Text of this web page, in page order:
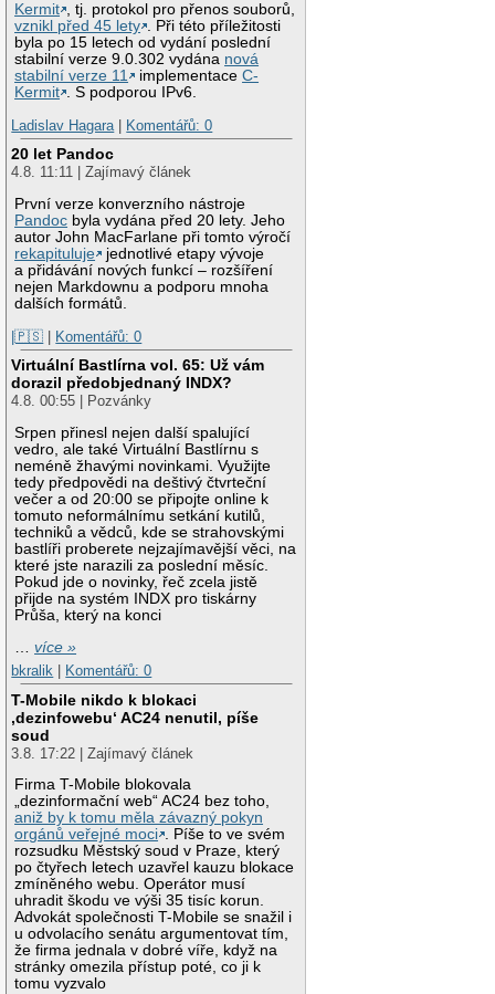
Kermit , tj. protokol pro přenos souborů,
vznikl před 45 lety . Při této příležitosti
byla po 15 letech od vydání poslední
stabilní verze 9.0.302 vydána nová
stabilní verze 11
implementaceC-
Kermit . S podporou IPv6.
Ladislav Hagara | Komentářů: 0
20 let Pandoc
4.8. 11:11 | Zajímavý článek
První verze konverzního nástroje
Pandoc byla vydána před 20 lety. Jeho
autor John MacFarlane při tomto výročí
rekapituluje
jednotlivé etapy vývoje
a přidávání nových funkcí – rozšíření
nejen Markdownu a podporu mnoha
dalších formátů.
|🇵🇸 | Komentářů: 0
Virtuální Bastlírna vol. 65: Už vám
dorazil předobjednaný INDX?
4.8. 00:55 | Pozvánky
Srpen přinesl nejen další spalující
vedro, ale také Virtuální Bastlírnu s
neméně žhavými novinkami. Využijte
tedy předpovědi na deštivý čtvrteční
večer a od 20:00 se připojte online k
tomuto neformálnímu setkání kutilů,
techniků a vědců, kde se strahovskými
bastlíři proberete nejzajímavější věci, na
které jste narazili za poslední měsíc.
Pokud jde o novinky, řeč zcela jistě
přijde na systém INDX pro tiskárny
Průša, který na konci
…více »
bkralik
Komentářů: 0
T-Mobile nikdo k blokaci
‚dezinfowebu‘ AC24 nenutil, píše
soud
3.8. 17:22 | Zajímavý článek
Firma T-Mobile blokovala
„dezinformační web“ AC24 bez toho,
aniž by k tomu měla závazný pokyn
orgánů veřejné moci . Píše to ve svém
rozsudku Městský soud v Praze, který
po čtyřech letech uzavřel kauzu blokace
zmíněného webu. Operátor musí
uhradit škodu ve výši 35 tisíc korun.
Advokát společnosti T-Mobile se snažil i
u odvolacího senátu argumentovat tím,
že firma jednala v dobré víře, když na
stránky omezila přístup poté, co ji k
tomu vyzvalo